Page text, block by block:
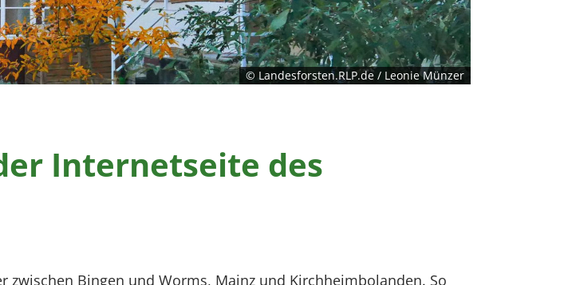
© Landesforsten.RLP.de / Leonie Münzer
Internetseite des
Bingen und Worms, Mainz und Kirchheimbolanden. So